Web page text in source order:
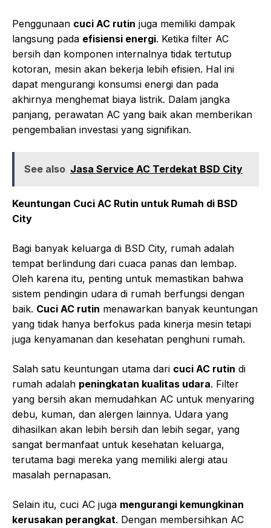
Penggunaan cuci AC rutin juga memiliki dampak
langsung pada efisiensi energi. Ketika filter AC
bersih dan komponen internalnya tidak tertutup
kotoran, mesin akan bekerja lebih efisien. Hal ini
dapat mengurangi konsumsi energi dan pada
akhirnya menghemat biaya listrik. Dalam jangka
panjang, perawatan AC yang baik akan memberikan
pengembalian investasi yang signifikan.
See also Jasa Service AC Terdekat BSD City
Keuntungan Cuci AC Rutin untuk Rumah di BSD
City
Bagi banyak keluarga di BSD City, rumah adalah
tempat berlindung dari cuaca panas dan lembap.
Oleh karena itu, penting untuk memastikan bahwa
sistem pendingin udara di rumah berfungsi dengan
baik. Cuci AC rutin menawarkan banyak keuntungan
yang tidak hanya berfokus pada kinerja mesin tetapi
juga kenyamanan dan kesehatan penghuni rumah.
Salah satu keuntungan utama dari cuci AC rutin di
rumah adalah peningkatan kualitas udara. Filter
yang bersih akan memudahkan AC untuk menyaring
debu, kuman, dan alergen lainnya. Udara yang
dihasilkan akan lebih bersih dan lebih segar, yang
sangat bermanfaat untuk kesehatan keluarga,
terutama bagi mereka yang memiliki alergi atau
masalah pernapasan.
Selain itu, cuci AC juga mengurangi kemungkinan
kerusakan perangkat. Dengan membersihkan AC